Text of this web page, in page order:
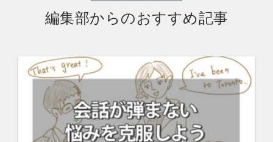
編集部からのおすすめ記事